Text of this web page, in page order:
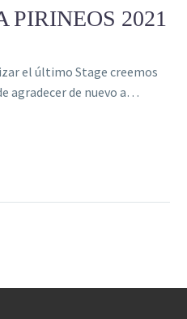
PIRINEOS 2021
el último Stage creemos
agradecer de nuevo a…